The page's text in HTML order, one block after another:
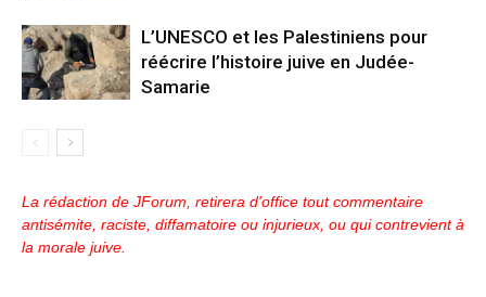
L’UNESCO et les Palestiniens pour
réécrire l’histoire juive en Judée-
Samarie
La rédaction de JForum, retirera d'office tout commentaire
antisémite, raciste, diffamatoire ou injurieux, ou qui contrevient à
la morale juive.